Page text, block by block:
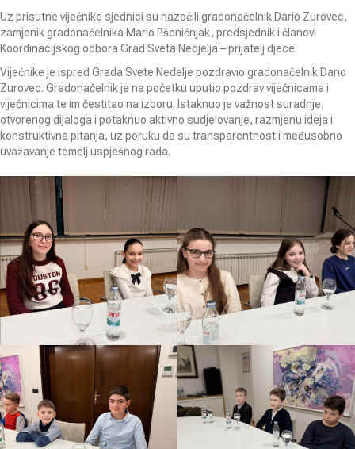
Uz prisutne vijećnike sjednici su nazočili gradonačelnik Dario Zurovec,
zamjenik gradonačelnika Mario Pšeničnjak, predsjednik i članovi
Koordinacijskog odbora Grad Sveta Nedjelja – prijatelj djece.
Vijećnike je ispred Grada Svete Nedelje pozdravio gradonačelnik Dario
Zurovec. Gradonačelnik je na početku uputio pozdrav vijećnicama i
vijećnicima te im čestitao na izboru. Istaknuo je važnost suradnje,
otvorenog dijaloga i potaknuo aktivno sudjelovanje, razmjenu ideja i
konstruktivna pitanja, uz poruku da su transparentnost i međusobno
uvažavanje temelj uspješnog rada.